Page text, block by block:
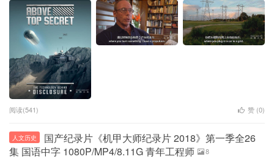
阅读(541) 赞 (0)
人文历史
国产纪录片《机甲大师纪录片 2018》第一季全26
集 国语中字 1080P/MP4/8.11G 青年工程师
8